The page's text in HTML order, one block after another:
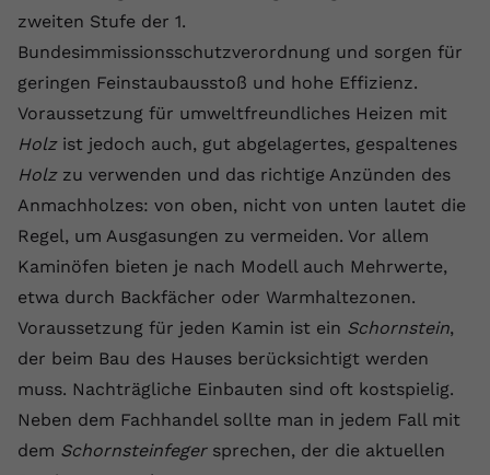
zweiten Stufe der 1.
Bundesimmissionsschutzverordnung und sorgen für
geringen Feinstaubausstoß und hohe Effizienz.
Voraussetzung für umweltfreundliches Heizen mit
Holzist jedoch auch, gut abgelagertes, gespaltenes
Holzzu verwenden und das richtige Anzünden des
Anmachholzes: von oben, nicht von unten lautet die
Regel, um Ausgasungen zu vermeiden. Vor allem
Kaminöfen bieten je nach Modell auch Mehrwerte,
etwa durch Backfächer oder Warmhaltezonen.
Voraussetzung für jeden Kamin ist ein Schornstein,
der beim Bau des Hauses berücksichtigt werden
muss. Nachträgliche Einbauten sind oft kostspielig.
Neben dem Fachhandel sollte man in jedem Fall mit
dem Schornsteinfegersprechen, der die aktuellen
Zweck
Dieser Wert speichert Ihre Consent-
Einstellungen. Unter anderem eine
historische Speicherung Ihrer
vorgenommen Einstellungen, falls der
Webseiten-Betreiber dies eingestellt
Name fe_typo_user
Laufzeit Session
Zweck
Speicherung von
Benutzereinstellungen zu ermöglichen.
Zweck
wiederzuerkennen und statistische
Informationen zur Nutzung der
Anbieter Google Ads
Zweck
Wird von Google Ads für das
Conversion-Tracking verwendet, um
Werbeklicks der Nutzung auf unserer
Wir verwenden auf unserer Website externe Inhalte,
um Ihnen zusätzliche Informationen anzubieten.
Anbieter vimeo.com
Laufzeit 2 Jahre
Zweck
Vimeo installiert dieses Cookie, um
Tracking-Informationen zu sammeln,
indem es eine eindeutige ID zum
setzt.
Name CONSENT